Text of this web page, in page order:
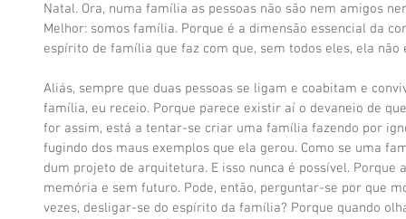
Natal. Ora, numa família as pessoas não são nem amigos
Melhor: somos família. Porque é a dimensão essencial da
espírito de família que faz com que, sem todos eles, ela não
Aliás, sempre que duas pessoas se ligam e coabitam e
família, eu receio. Porque parece existir aí o devaneio de
for assim, está a tentar-se criar uma família fazendo por
fugindo dos maus exemplos que ela gerou. Como se uma
dum projeto de arquitetura. E isso nunca é possível.
memória e sem futuro. Pode, então, perguntar-se por que
vezes, desligar-se do espírito da família? Porque quando